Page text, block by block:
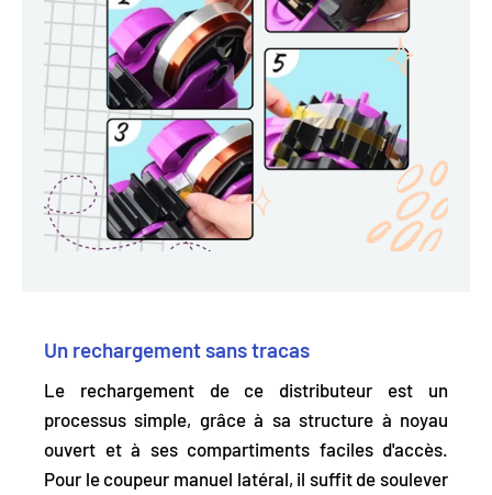
Un rechargement sans tracas
Le rechargement de ce distributeur est un
processus simple, grâce à sa structure à noyau
ouvert et à ses compartiments faciles d'accès.
Pour le coupeur manuel latéral, il suffit de soulever